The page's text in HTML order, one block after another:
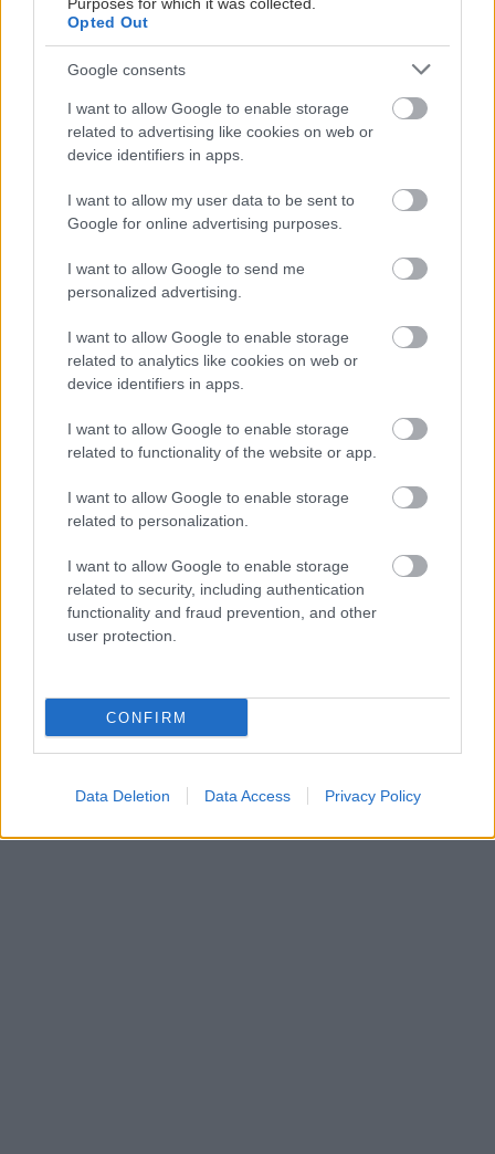
Opted Out
Google consents
I want to allow Google to enable storage
related to advertising like cookies on web or
device identifiers in apps.
I want to allow my user data to be sent to
Google for online advertising purposes.
I want to allow Google to send me
personalized advertising.
I want to allow Google to enable storage
related to analytics like cookies on web or
device identifiers in apps.
I want to allow Google to enable storage
related to functionality of the website or app.
I want to allow Google to enable storage
related to personalization.
I want to allow Google to enable storage
related to security, including authentication
functionality and fraud prevention, and other
user protection.
CONFIRM
Data Deletion Data Access Privacy Policy
PODCASTS
«Εγώ είμαι η ανάπηρη, αυτοί είναι οι μ***ες» –
Η Maria Rolls χωρίς φίλτρο
με τον